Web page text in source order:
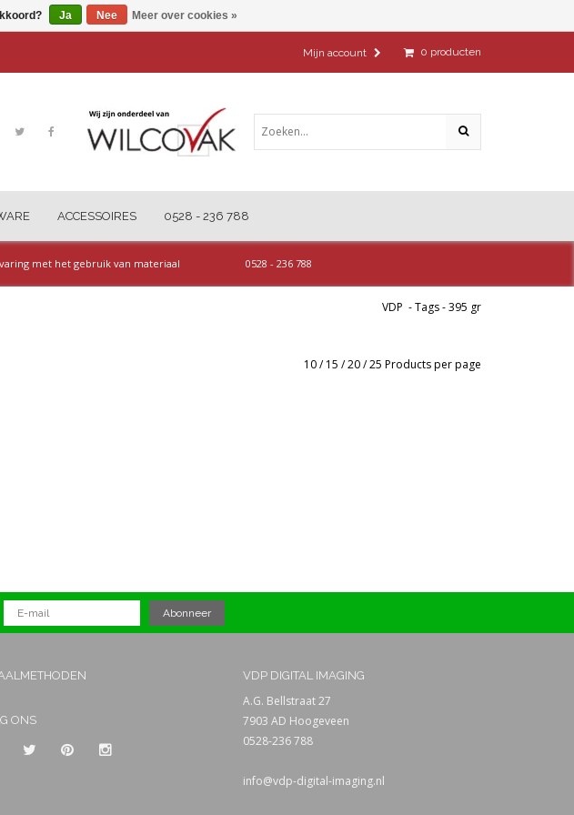
0 producten
Mijn account
ACCESSOIRES 0528 - 236 788
met het gebruik van materiaal 0528 - 236 788
VDP -Tags-395 gr
10/15 /20/25 Products per page
ONS
VDP DIGITAL IMAGING
A.G. Bellstraat 27
7903 AD Hoogeveen
0528-236 788
info@vdp-digital-imaging.nl
Ja Nee Meer over cookies »